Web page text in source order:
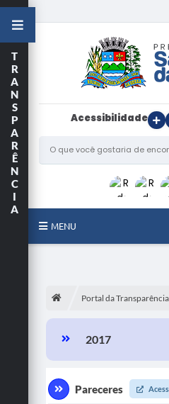
Acessibilidade
MENU
Turismo
Conselhos Municipais
T
R
A
N
S
P
A
R
Ê
N
C
I
A
Portal da
2017
Pareceres